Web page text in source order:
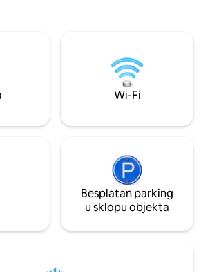
🌿 velika sauna na
(10 €)
jedinstveno na
se vašem posjetu!
Wi-Fi
Besplatan parking
u sklopu objekta